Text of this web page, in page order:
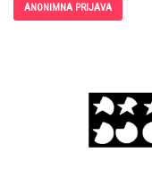
ANONIMNA PRIJAVA